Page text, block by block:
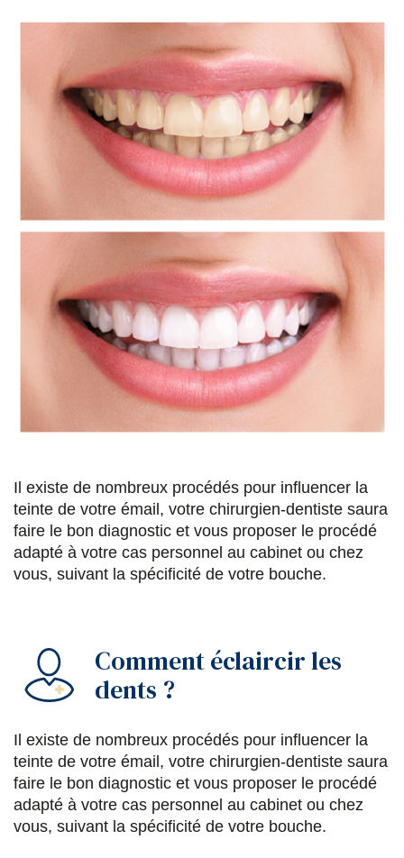
Il existe de nombreux procédés pour influencer la
teinte de votre émail, votre chirurgien-dentiste saura
faire le bon diagnostic et vous proposer le procédé
adapté à votre cas personnel au cabinet ou chez
vous, suivant la spécificité de votre bouche.
Comment éclaircir les
dents ?
Il existe de nombreux procédés pour influencer la
teinte de votre émail, votre chirurgien-dentiste saura
faire le bon diagnostic et vous proposer le procédé
adapté à votre cas personnel au cabinet ou chez
vous, suivant la spécificité de votre bouche.